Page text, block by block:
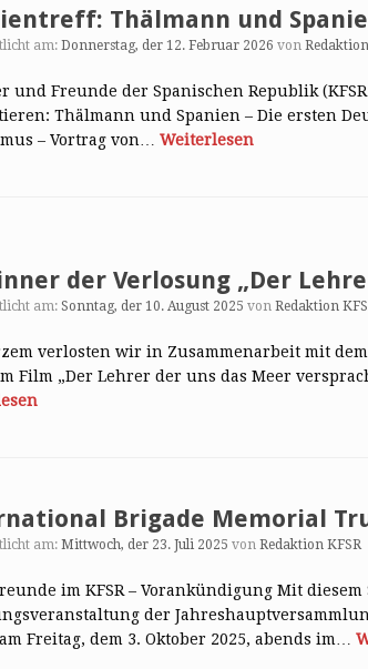
Thälmann und
am: Donnerstag, der 12. Februar 2026 von
und Freunde der Spanischen Republik
Thälmann und Spanien – Die ersten
– Vortrag von… Weiterlesen
der Verlosung „Der
am: Sonntag, der 10. August 2025 von Redaktion
verlosten wir in Zusammenarbeit mit
Film „Der Lehrer der uns das Meer
Brigade Memorial
am: Mittwoch, der 23. Juli 2025 von Redaktion KFSR
im KFSR – Vorankündigung Mit
der
Freitag, dem 3. Oktober 2025, abends im…